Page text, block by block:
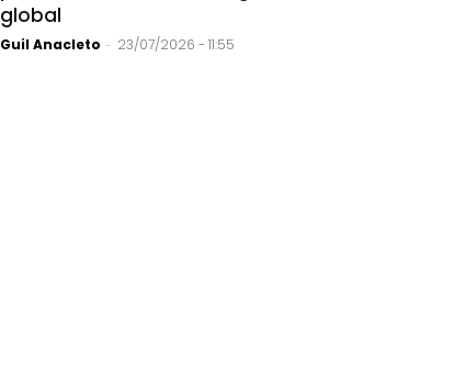
global
Guil Anacleto - 23/07/2026 - 11:55